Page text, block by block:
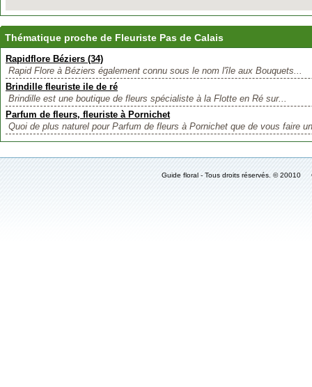
Thématique proche de Fleuriste Pas de Calais
Rapidflore Béziers (34)
Rapid Flore à Béziers également connu sous le nom l'île aux Bouquets...
Brindille fleuriste ile de ré
Brindille est une boutique de fleurs spécialiste à la Flotte en Ré sur...
Parfum de fleurs, fleuriste à Pornichet
Quoi de plus naturel pour Parfum de fleurs à Pornichet que de vous faire
Guide floral - Tous droits réservés. ©